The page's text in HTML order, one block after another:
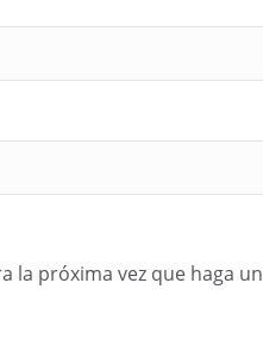
la próxima vez que haga un